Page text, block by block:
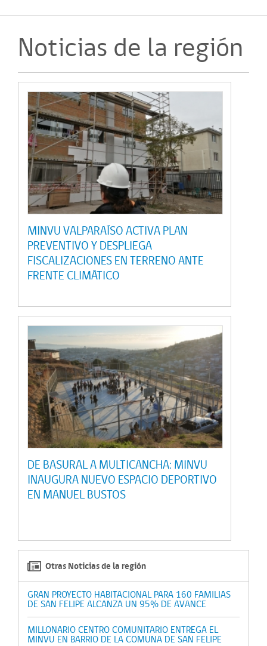
Noticias de la región
MINVU VALPARAÍSO ACTIVA PLAN
PREVENTIVO Y DESPLIEGA
FISCALIZACIONES EN TERRENO ANTE
FRENTE CLIMÁTICO
DE BASURAL A MULTICANCHA: MINVU
INAUGURA NUEVO ESPACIO DEPORTIVO
EN MANUEL BUSTOS
Otras Noticias de la región
GRAN PROYECTO HABITACIONAL PARA 160 FAMILIAS
DE SAN FELIPE ALCANZA UN 95% DE AVANCE
MILLONARIO CENTRO COMUNITARIO ENTREGA EL
MINVU EN BARRIO DE LA COMUNA DE SAN FELIPE